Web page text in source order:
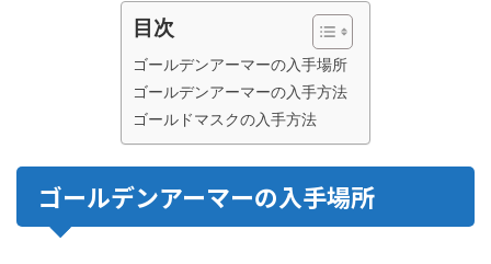
目次
ゴールデンアーマーの入手場所
ゴールデンアーマーの入手方法
ゴールドマスクの入手方法
ゴールデンアーマーの入手場所